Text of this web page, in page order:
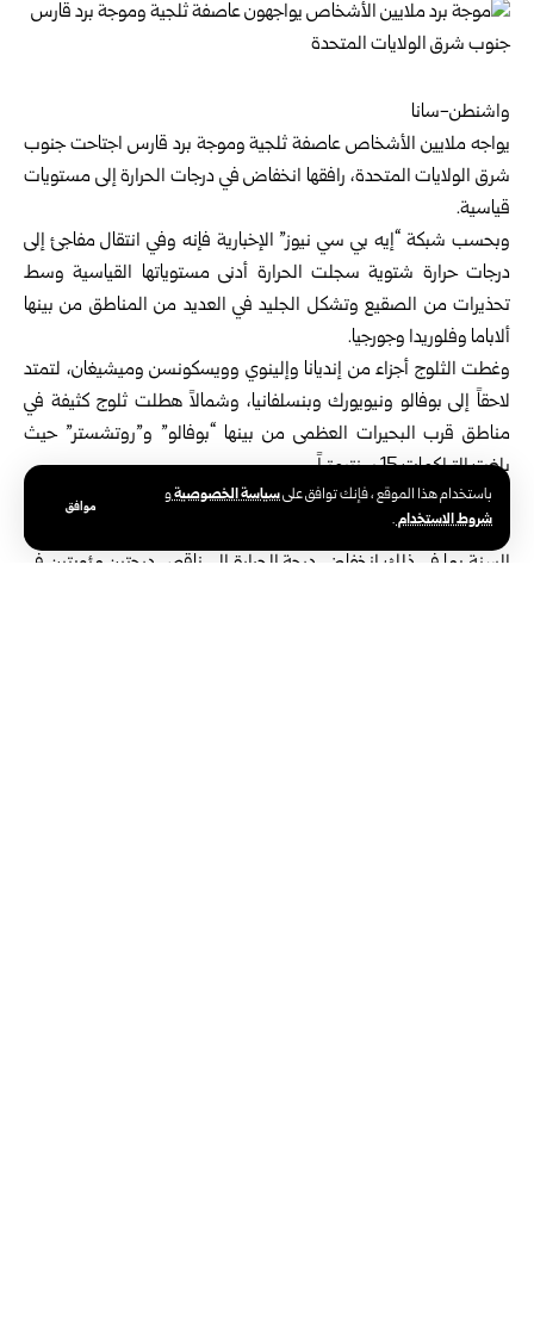
باستخدام هذا الموقع ، فإنك توافق علىسياسة الخصوصيةو
شروط الاستخدام.
موافق
واشنطن-سانا
يواجه ملايين الأشخاص عاصفة ثلجية وموجة برد قارس اجتاحت جنوب
شرق الولايات المتحدة، رافقها انخفاض في درجات الحرارة إلى مستويات
قياسية.
وبحسب شبكة “إيه بي سي نيوز” الإخبارية فإنه وفي انتقال مفاجئ إلى
درجات حرارة شتوية سجلت الحرارة أدنى مستوياتها القياسية وسط
تحذيرات من الصقيع وتشكل الجليد في العديد من المناطق من بينها
ألاباما وفلوريدا وجورجيا.
وغطت الثلوج أجزاء من إنديانا وإلينوي وويسكونسن وميشيغان، لتمتد
لاحقاً إلى بوفالو ونيويورك وبنسلفانيا، وشمالاً هطلت ثلوج كثيفة في
مناطق قرب البحيرات العظمى من بينها “بوفالو” و”روتشستر” حيث
بلغت التراكمات 15 سنتيمتراً.
ونقلت “إيه بي سي نيوز” عن خبير الأرصاد الجوية سكوت كليباور: إن
“بعض الأرقام القياسية اليومية تحطمت بالكامل لمثل هذا الوقت من
السنة بما في ذلك انخفاض درجة الحرارة إلى ناقص درجتين مئويتين في